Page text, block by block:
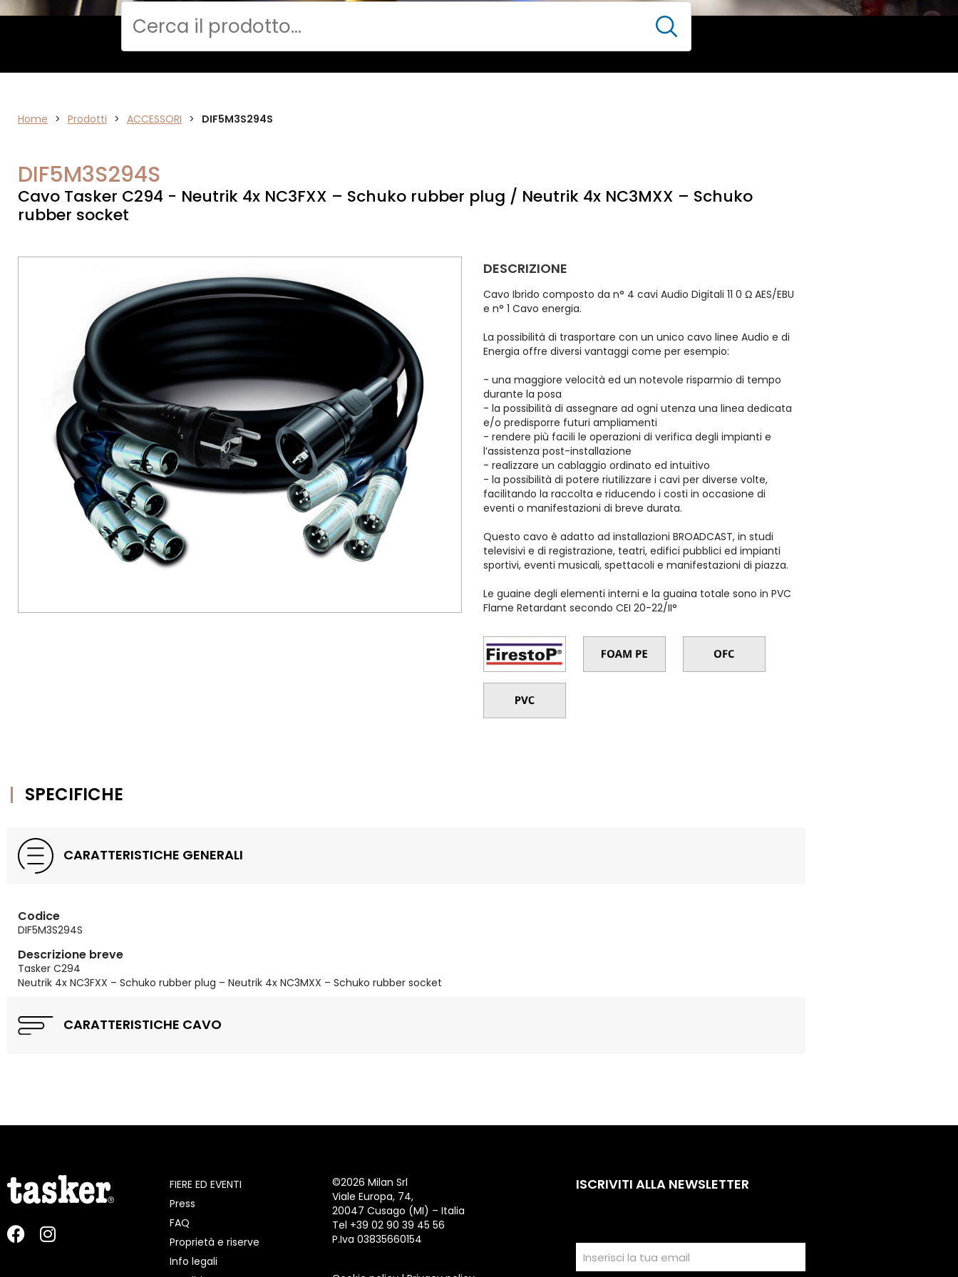
ACCESSORI
Cerca
Home > Prodotti > ACCESSORI > DIF5M3S294S
DIF5M3S294S
Cavo Tasker C294 - Neutrik 4x NC3FXX – Schuko rubber plug / Neutrik 4x NC3MXX – Schuko
rubber socket
DESCRIZIONE
Cavo Ibrido composto da n° 4 cavi Audio Digitali 11 0 Ω AES/EBU
e n° 1 Cavo energia.
La possibilità di trasportare con un unico cavo linee Audio e di
Energia offre diversi vantaggi come per esempio:
- una maggiore velocità ed un notevole risparmio di tempo
durante la posa
- la possibilità di assegnare ad ogni utenza una linea dedicata
e/o predisporre futuri ampliamenti
- rendere più facili le operazioni di verifica degli impianti e
l’assistenza post-installazione
- realizzare un cablaggio ordinato ed intuitivo
- la possibilità di potere riutilizzare i cavi per diverse volte,
facilitando la raccolta e riducendo i costi in occasione di
eventi o manifestazioni di breve durata.
Questo cavo è adatto ad installazioni BROADCAST, in studi
televisivi e di registrazione, teatri, edifici pubblici ed impianti
sportivi, eventi musicali, spettacoli e manifestazioni di piazza.
Le guaine degli elementi interni e la guaina totale sono in PVC
Flame Retardant secondo CEI 20-22/II°
SPECIFICHE
CARATTERISTICHE GENERALI
Codice
DIF5M3S294S
Descrizione breve
Tasker C294
Neutrik 4x NC3FXX – Schuko rubber plug – Neutrik 4x NC3MXX – Schuko rubber socket
CARATTERISTICHE CAVO
FIERE ED EVENTI
Press
FAQ
Proprietà e riserve
Info legali
©2026 Milan Srl
Viale Europa, 74,
20047 Cusago (MI) – Italia
Tel +39 02 90 39 45 56
P.Iva 03835660154
ISCRIVITI ALLA NEWSLETTER